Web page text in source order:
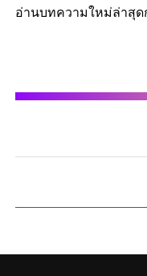
อ่านบทความใหม่ล่าสุด